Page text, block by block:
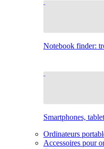
Notebook finder:
Smartphones,
Ordinateurs
Accessoires pour